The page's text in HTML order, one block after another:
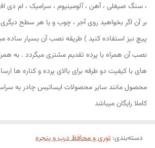
، سنگ صیغلی ، آهن ، آلومینیوم ، سرامیک ، ام دی
بر آن اگر بخواهید روی آجر ، چوب و یا هر سطح دیگری
پیچ نیز استفاده کنید ) طریقه نصب آن بسیار ساده
نصب آن همراه با پرده تقدیم مشتری میگردد . به
های با کیفیت دو طرفه برای بالای پرده و کناره ها
محصول مانند سایر محصولات ایساتیس چادر به
کاملا رایگان میباشد
دسته‌بندی: توری و محافظ درب و پنجره